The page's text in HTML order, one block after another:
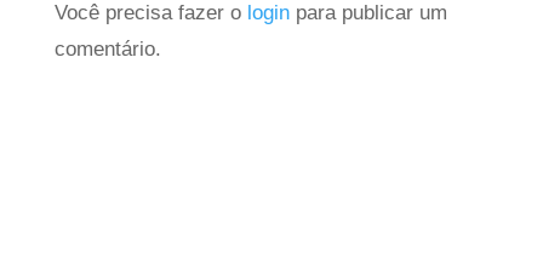
Você precisa fazer o loginpara publicar um
comentário.